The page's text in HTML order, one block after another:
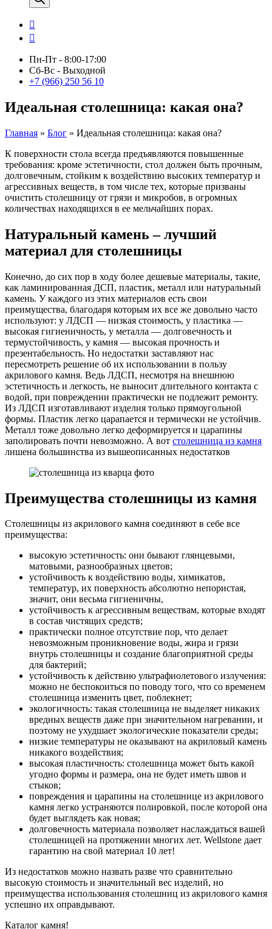
Пн-Пт - 8:00-17:00
Сб-Вс - Выходной
+7 (966) 250 56 10
Идеальная столешница: какая она?
Главная » Блог » Идеальная столешница: какая она?
К поверхности стола всегда предъявляются повышенные
требования: кроме эстетичности, стол должен быть прочным,
долговечным, стойким к воздействию высоких температур и
агрессивных веществ, в том числе тех, которые призваны
очистить столешницу от грязи и микробов, в огромных
количествах находящихся в ее мельчайших порах.
Натуральный камень – лучший
материал для столешницы
Конечно, до сих пор в ходу более дешевые материалы, такие,
как ламинированная ДСП, пластик, металл или натуральный
камень. У каждого из этих материалов есть свои
преимущества, благодаря которым их все же довольно часто
используют: у ЛДСП — низкая стоимость, у пластика —
высокая гигиеничность, у металла — долговечность и
термустойчивость, у камня — высокая прочность и
презентабельность. Но недостатки заставляют нас
пересмотреть решение об их использовании в пользу
акрилового камня. Ведь ЛДСП, несмотря на внешнюю
эстетичность и легкость, не выносит длительного контакта с
водой, при повреждении практически не подлежит ремонту.
Из ЛДСП изготавливают изделия только прямоугольной
формы. Пластик легко царапается и термически не устойчив.
Металл тоже довольно легко деформируется и царапины
заполировать почти невозможно. А вот столешница из камня
лишена большинства из вышеописанных недостатков
Преимущества столешницы из камня
Столешницы из акрилового камня соединяют в себе все
преимущества:
высокую эстетичность: они бывают глянцевыми,
матовыми, разнообразных цветов;
устойчивость к воздействию воды, химикатов,
температур, их поверхность абсолютно непористая,
значит, они весьма гигиеничны,
устойчивость к агрессивным веществам, которые входят
в состав чистящих средств;
практически полное отсутствие пор, что делает
невозможным проникновение воды, жира и грязи
внутрь столешницы и создание благоприятной среды
для бактерий;
устойчивость к действию ультрафиолетового излучения:
можно не беспокоиться по поводу того, что со временем
столешница изменить цвет, поблекнет;
экологичность: такая столешница не выделяет никаких
вредных веществ даже при значительном нагревании, и
поэтому не ухудшает экологические показатели среды;
низкие температуры не оказывают на акриловый камень
никакого воздействия;
высокая пластичность: столешница может быть какой
угодно формы и размера, она не будет иметь швов и
стыков;
повреждения и царапины на столешнице из акрилового
камня легко устраняются полировкой, после которой она
будет выглядеть как новая;
долговечность материала позволяет наслаждаться вашей
столешницей на протяжении многих лет. Wellstone дает
гарантию на свой материал 10 лет!
Из недостатков можно назвать разве что сравнительно
высокую стоимость и значительный вес изделий, но
преимущества использования столешниц из акрилового камня
успешно их оправдывают.
Каталог камня!